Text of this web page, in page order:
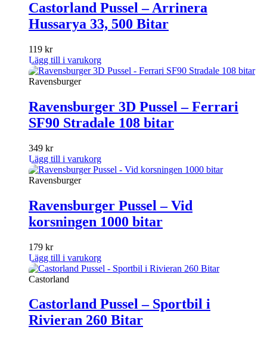
Castorland Pussel – Arrinera
Hussarya 33, 500 Bitar
119 kr
Lägg till i varukorg
Ravensburger
Ravensburger 3D Pussel – Ferrari
SF90 Stradale 108 bitar
349 kr
Lägg till i varukorg
Ravensburger
Ravensburger Pussel – Vid
korsningen 1000 bitar
179 kr
Lägg till i varukorg
Castorland
Castorland Pussel – Sportbil i
Rivieran 260 Bitar